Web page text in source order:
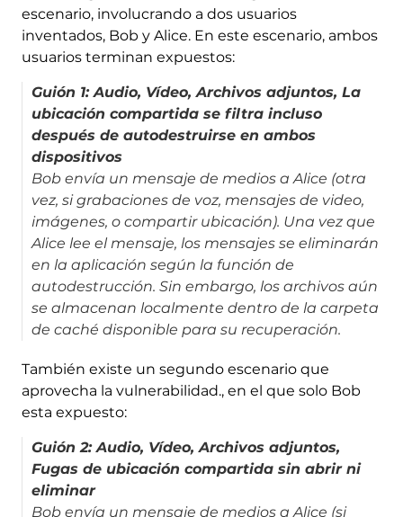
escenario, involucrando a dos usuarios
inventados, Bob y Alice. En este escenario, ambos
usuarios terminan expuestos:
Guión 1: Audio, Vídeo, Archivos adjuntos, La
ubicación compartida se filtra incluso
después de autodestruirse en ambos
dispositivos
Bob envía un mensaje de medios a Alice (otra
vez, si grabaciones de voz, mensajes de video,
imágenes, o compartir ubicación). Una vez que
Alice lee el mensaje, los mensajes se eliminarán
en la aplicación según la función de
autodestrucción. Sin embargo, los archivos aún
se almacenan localmente dentro de la carpeta
de caché disponible para su recuperación.
También existe un segundo escenario que
aprovecha la vulnerabilidad., en el que solo Bob
esta expuesto:
Guión 2: Audio, Vídeo, Archivos adjuntos,
Fugas de ubicación compartida sin abrir ni
eliminar
Bob envía un mensaje de medios a Alice (si